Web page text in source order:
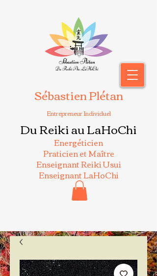
Sébastien Plétan
Entrepreneur Individuel
Du Reiki au LaHoChi
Energéticien
Praticien et Maître
Enseignant Reiki Usui
Enseignant LaHoChi